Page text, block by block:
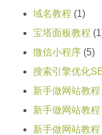
域名教程 (1)
宝塔面板教程
微信小程序 (5)
搜索引擎优化
新手做网站教程
新手做网站教程
新手做网站教程